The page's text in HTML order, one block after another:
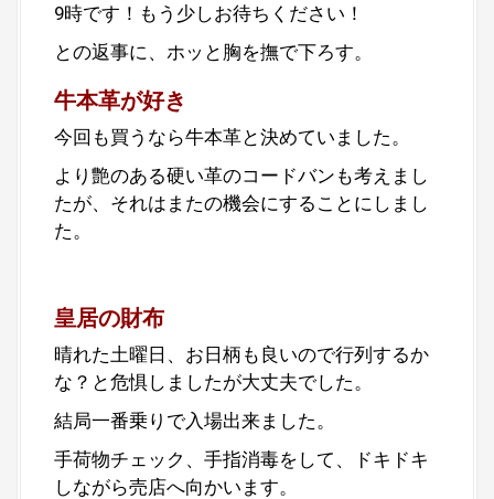
9時です！もう少しお待ちください！
との返事に、ホッと胸を撫で下ろす。
牛本革が好き
今回も買うなら牛本革と決めていました。
より艶のある硬い革のコードバンも考えまし
たが、それはまたの機会にすることにしまし
た。
皇居の財布
晴れた土曜日、お日柄も良いので行列するか
な？と危惧しましたが大丈夫でした。
結局一番乗りで入場出来ました。
手荷物チェック、手指消毒をして、ドキドキ
しながら売店へ向かいます。